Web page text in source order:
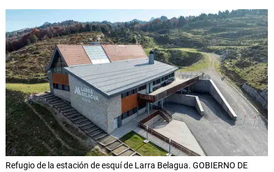
Refugio de la estación de esquí de Larra Belagua. GOBIERNO DE